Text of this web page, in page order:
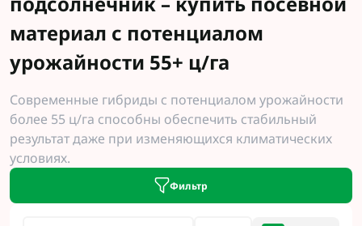
материал с потенциалом
урожайности 55+ ц/га
Современные гибриды с потенциалом урожайности
более 55 ц/га способны обеспечить стабильный
результат даже при изменяющихся климатических
условиях.
Фильтр